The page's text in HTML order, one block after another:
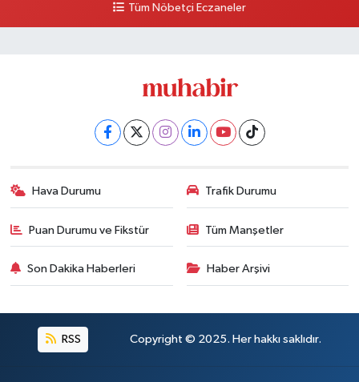
Yol Tarifi Al
Tüm Nöbetçi Eczaneler
Hava Durumu Trafik Durumu
Puan Durumu ve Fikstür Tüm Manşetler
Son Dakika Haberleri Haber Arşivi
RSS Copyright © 2025. Her hakkı saklıdır.